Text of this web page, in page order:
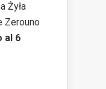
Żyła
Zerouno
al 6